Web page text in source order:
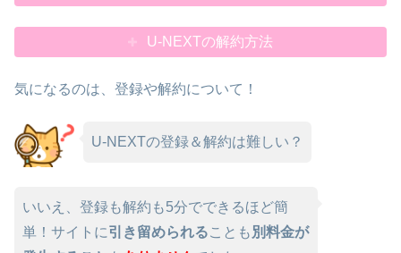
U-NEXTの解約方法
気になるのは、登録や解約について！
U-NEXTの登録＆解約は難しい？
いいえ、登録も解約も5分でできるほど簡
単！サイトに引き留められることも 別料金が